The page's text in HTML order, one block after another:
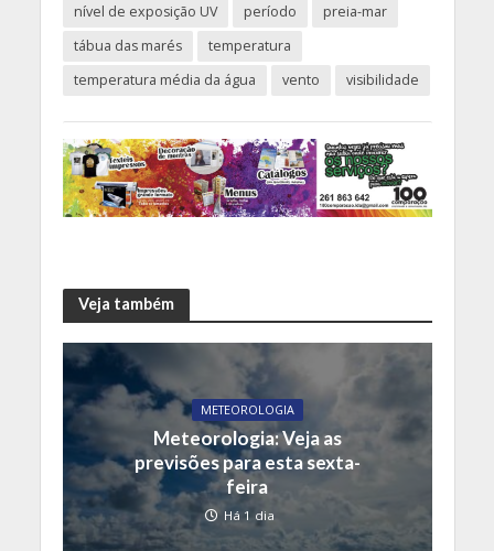
nível de exposição UV
período
preia-mar
tábua das marés
temperatura
temperatura média da água
vento visibilidade
Veja também
METEOROLOGIA
Meteorologia: Veja as
previsões para esta sexta-
feira
Há 1 dia